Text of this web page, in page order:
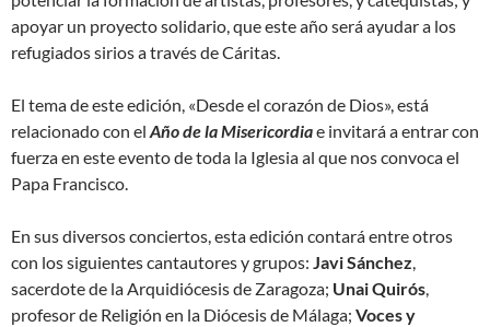
apoyar un proyecto solidario, que este año será ayudar a los
refugiados sirios a través de Cáritas.
El tema de este edición, «Desde el corazón de Dios», está
relacionado con el Año de la Misericordiae invitará a entrar con
fuerza en este evento de toda la Iglesia al que nos convoca el
Papa Francisco.
En sus diversos conciertos, esta edición contará entre otros
con los siguientes cantautores y grupos: Javi Sánchez,
sacerdote de la Arquidiócesis de Zaragoza; Unai Quirós,
profesor de Religión en la Diócesis de Málaga; Voces y